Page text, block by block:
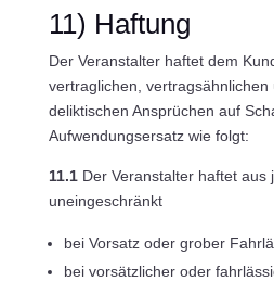
11) Haftung
Der Veranstalter haftet dem
vertraglichen,
deliktischen Ansprüchen auf
Aufwendungsersatz wie folgt:
11.1Der Veranstalter haftet aus
uneingeschränkt
bei Vorsatz oder grober
bei vorsätzlicher oder